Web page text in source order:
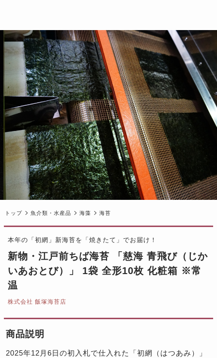
トップ 魚介類・水産品 海藻 海苔
本年の「初網」新海苔を「焼きたて」でお届け！
新物・江戸前ちば海苔 「慈海 青飛び（じか
いあおとび）」 1袋 全形10枚 化粧箱 ※常
温
株式会社 飯塚海苔店
商品説明
2025年12月6日の初入札で仕入れた「初網（はつあみ）」